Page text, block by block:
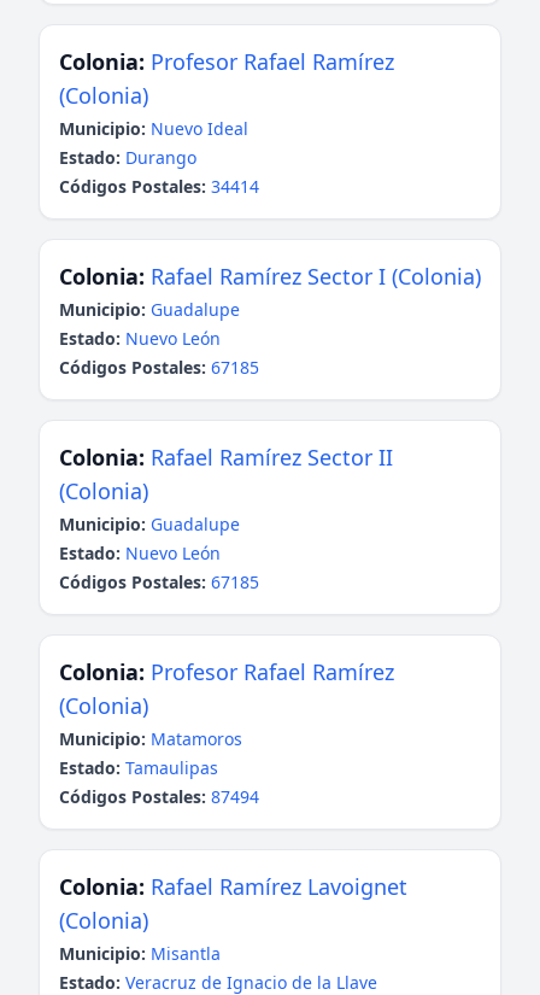
Colonia: Profesor Rafael Ramírez
(Colonia)
Municipio: Nuevo Ideal
Estado: Durango
Códigos Postales: 34414
Colonia: Rafael Ramírez Sector I (Colonia)
Municipio: Guadalupe
Estado: Nuevo León
Códigos Postales: 67185
Colonia: Rafael Ramírez Sector II
(Colonia)
Municipio: Guadalupe
Estado: Nuevo León
Códigos Postales: 67185
Colonia: Profesor Rafael Ramírez
(Colonia)
Municipio: Matamoros
Estado: Tamaulipas
Códigos Postales: 87494
Colonia: Rafael Ramírez Lavoignet
(Colonia)
Municipio: Misantla
Estado: Veracruz de Ignacio de la Llave